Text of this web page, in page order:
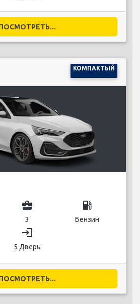
КОМПАКТЫЙ
business_center
3
local_gas_station
Бензин
login
5 Дверь